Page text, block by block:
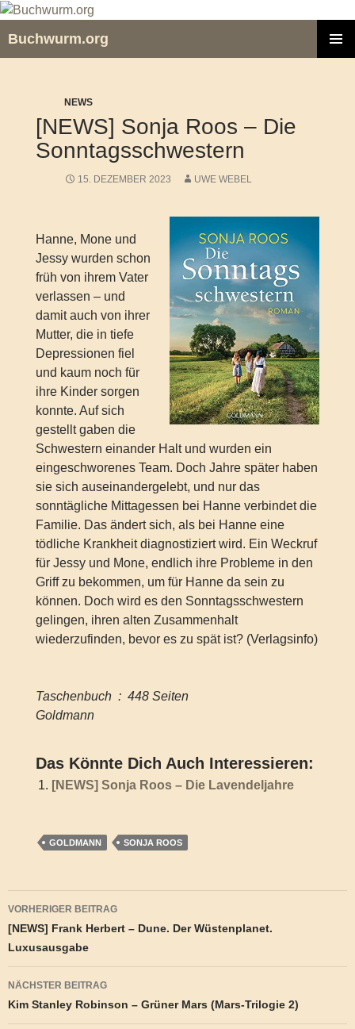
Zum
springen
Buchwurm.org
NEWS
[NEWS] Sonja Roos – Die
Sonntagsschwestern
15. DEZEMBER 2023 UWE WEBEL
Hanne, Mone und
Jessy wurden schon
früh von ihrem Vater
verlassen – und
damit auch von ihrer
Mutter, die in tiefe
Depressionen fiel
und kaum noch für
ihre Kinder sorgen
konnte. Auf sich
gestellt gaben die
Schwestern einander Halt und wurden ein
eingeschworenes Team. Doch Jahre später haben
sie sich auseinandergelebt, und nur das
sonntägliche Mittagessen bei Hanne verbindet die
Familie. Das ändert sich, als bei Hanne eine
tödliche Krankheit diagnostiziert wird. Ein Weckruf
für Jessy und Mone, endlich ihre Probleme in den
Griff zu bekommen, um für Hanne da sein zu
können. Doch wird es den Sonntagsschwestern
gelingen, ihren alten Zusammenhalt
wiederzufinden, bevor es zu spät ist? (Verlagsinfo)
Taschenbuch ‏ : ‎ 448 Seiten
Goldmann
Das Könnte Dich Auch Interessieren:
[NEWS] Sonja Roos – Die Lavendeljahre
GOLDMANN SONJA ROOS
Beitragsnavigation
VORHERIGER BEITRAG
[NEWS] Frank Herbert – Dune. Der Wüstenplanet.
Luxusausgabe
NÄCHSTER BEITRAG
Kim Stanley Robinson – Grüner Mars (Mars-Trilogie 2)